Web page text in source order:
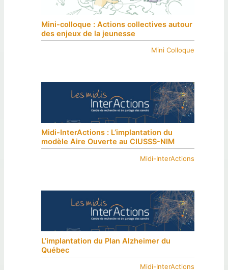
Mini-colloque : Actions collectives autour
des enjeux de la jeunesse
Mini Colloque
Midi-InterActions : L’implantation du
modèle Aire Ouverte au CIUSSS-NIM
Midi-InterActions
L’implantation du Plan Alzheimer du
Québec
Midi-InterActions